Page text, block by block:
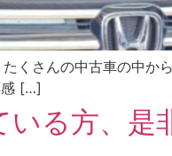
くさんの中古車の中か
感 […]
る方、是